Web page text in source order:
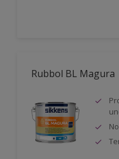
Rubbol BL Magura